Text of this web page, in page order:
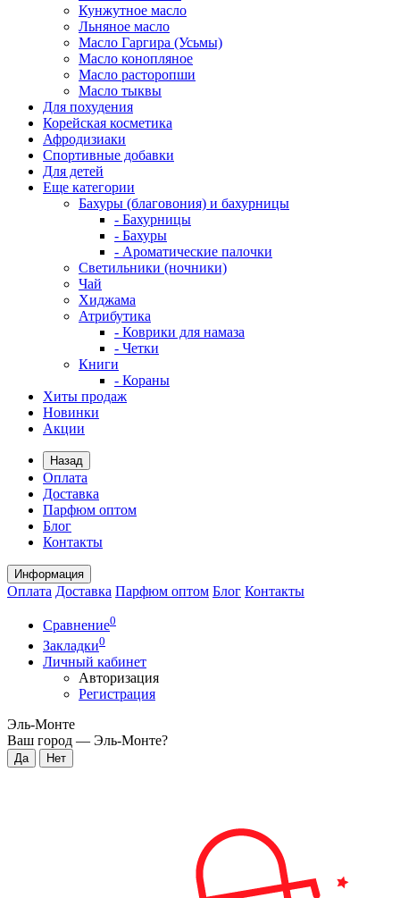
Кунжутное масло
Льняное масло
Масло Гаргира (Усьмы)
Масло конопляное
Масло расторопши
Масло тыквы
Для похудения
Корейская косметика
Афродизиаки
Спортивные добавки
Для детей
Еще категории
Бахуры (благовония) и бахурницы
- Бахурницы
- Бахуры
- Ароматические палочки
Светильники (ночники)
Чай
Хиджама
Атрибутика
- Коврики для намаза
- Четки
Книги
- Кораны
Хиты продаж
Новинки
Акции
Назад
Оплата
Доставка
Парфюм оптом
Блог
Контакты
Информация
Оплата Доставка Парфюм оптом Блог Контакты
Сравнение0
Закладки0
Личный кабинет
Авторизация
Регистрация
Эль-Монте
Ваш город — Эль-Монте?